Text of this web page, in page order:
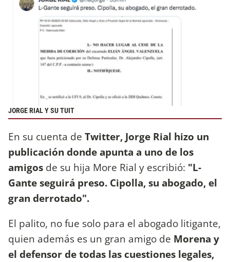
JORGE RIAL Y SU TUIT
En su cuenta de Twitter, Jorge Rial hizo un
publicación donde apunta a uno de los
amigos de su hija More Rial y escribió: "L-
Gante seguirá preso. Cipolla, su abogado, el
gran derrotado".
El palito, no fue solo para el abogado litigante,
quien además es un gran amigo de Morena y
el defensor de todas las cuestiones legales,